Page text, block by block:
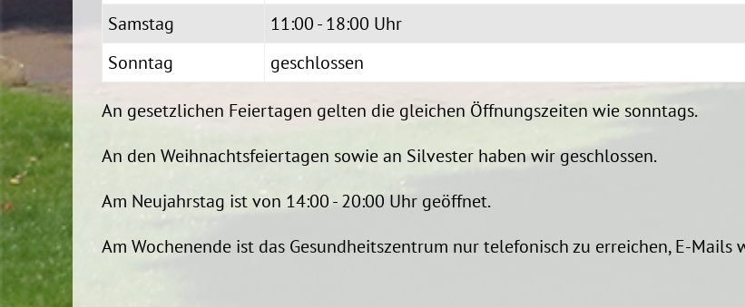
Samstag
11:00 - 18:00 Uhr
Sonntag
geschlossen
An gesetzlichen Feiertagen gelten die gleichen Öffnungszeiten wie sonntags.
An den Weihnachtsfeiertagen sowie an Silvester haben wir geschlossen.
Am Neujahrstag ist von 14:00 - 20:00 Uhr geöffnet.
Am Wochenende ist das Gesundheitszentrum nur telefonisch zu erreichen, E-